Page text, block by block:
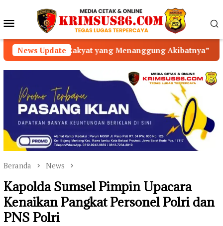
konten Menu
Mobile
News Update
yang Menanggung Akibatnya” Satlantas Polres
Beranda News
Kapolda Sumsel Pimpin Upacara
Kenaikan Pangkat Personel Polri dan
PNS Polri